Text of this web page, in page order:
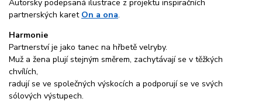
Autorsky podepsaná ilustrace z projektu inspiračních
partnerských karet On a ona.
Harmonie
Partnerství je jako tanec na hřbetě velryby.
Muž a žena plují stejným směrem, zachytávají se v těžkých
chvílích,
radují se ve společných výskocích a podporují se ve svých
sólových výstupech.